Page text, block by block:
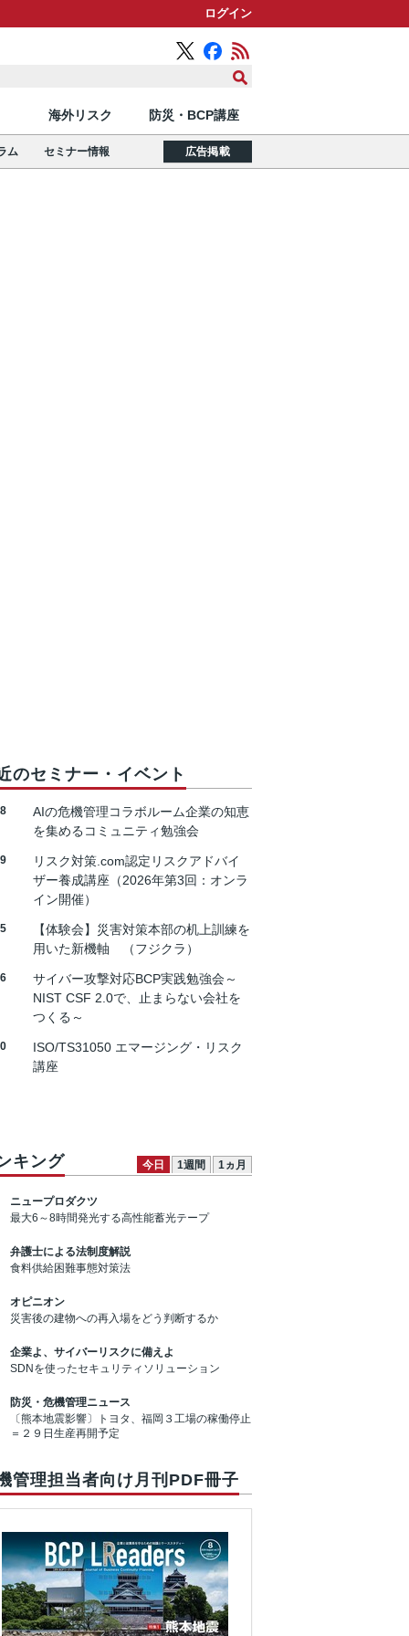
ログイン
海外リスク 防災・BCP講座
ム セミナー情報 広告掲載
のセミナー・イベント
AIの危機管理コラボルーム企業の知恵
を集めるコミュニティ勉強会
リスク対策.com認定リスクアドバイ
ザー養成講座（2026年第3回：オンラ
イン開催）
【体験会】災害対策本部の机上訓練を
用いた新機軸 （フジクラ）
サイバー攻撃対応BCP実践勉強会～
NIST CSF 2.0で、止まらない会社を
つくる～
ISO/TS31050 エマージング・リスク
講座
キング 今日 1週間 1ヵ月
ニュープロダクツ
最大6～8時間発光する高性能蓄光テープ
弁護士による法制度解説
食料供給困難事態対策法
オピニオン
災害後の建物への再入場をどう判断するか
企業よ、サイバーリスクに備えよ
SDNを使ったセキュリティソリューション
防災・危機管理ニュース
〔熊本地震影響〕トヨタ、福岡３工場の稼働停止
＝２９日生産再開予定
管理担当者向け月刊PDF冊子